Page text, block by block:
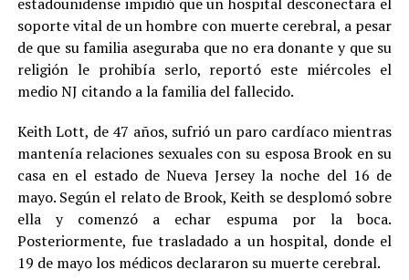
soporte vital de un hombre con muerte cerebral, a pesar
de que su familia aseguraba que no era donante y que su
religión le prohibía serlo, reportó este miércoles el
medio NJ citando a la familia del fallecido.
Keith Lott, de 47 años, sufrió un paro cardíaco mientras
mantenía relaciones sexuales con su esposa Brook en su
casa en el estado de Nueva Jersey la noche del 16 de
mayo. Según el relato de Brook, Keith se desplomó sobre
ella y comenzó a echar espuma por la boca.
Posteriormente, fue trasladado a un hospital, donde el
19 de mayo los médicos declararon su muerte cerebral.